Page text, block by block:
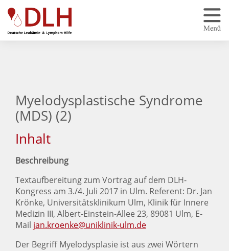
Zum Hauptinhalt springen
Myelodysplastische Syndrome
(MDS) (2)
Inhalt
Beschreibung
Textaufbereitung zum Vortrag auf dem DLH-
Kongress am 3./4. Juli 2017 in Ulm. Referent: Dr. Jan
Krönke, Universitätsklinikum Ulm, Klinik für Innere
Medizin III, Albert-Einstein-Allee 23, 89081 Ulm, E-
Mail jan.kroenke@uniklinik-ulm.de
Der Begriff Myelodysplasie ist aus zwei Wörtern